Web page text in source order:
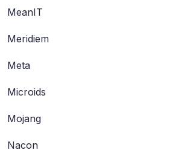
MeanIT
Meridiem
Meta
Microids
Mojang
Nacon